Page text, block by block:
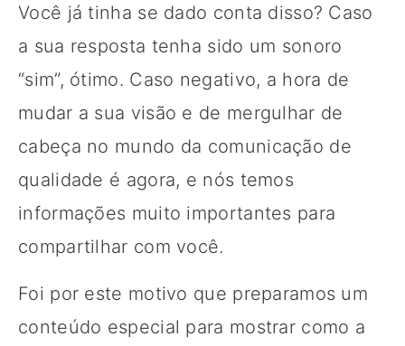
Você já tinha se dado conta disso? Caso
a sua resposta tenha sido um sonoro
“sim”, ótimo. Caso negativo, a hora de
mudar a sua visão e de mergulhar de
cabeça no mundo da comunicação de
qualidade é agora, e nós temos
informações muito importantes para
compartilhar com você.
Foi por este motivo que preparamos um
conteúdo especial para mostrar como a